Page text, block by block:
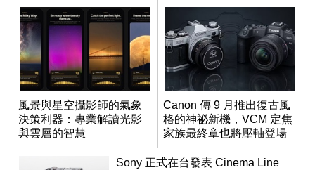
風景與星空攝影師的氣象
決策利器：專業解讀光影
與雲層的智慧
App「Atmos」登場
Canon 傳 9 月推出復古風
格的神祕新機，VCM 定焦
家族最終章也將壓軸登場
Sony 正式在台發表 Cinema Line